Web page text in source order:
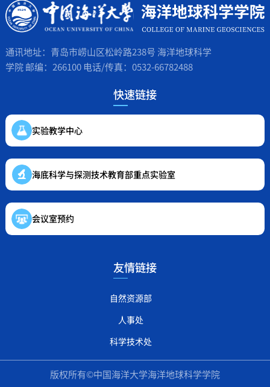
通讯地址：青岛市崂山区松岭路238号 海洋地球科学
学院 邮编：266100 电话/传真：0532-66782488
快速链接
实验教学中心
海底科学与探测技术教育部重点实验室
会议室预约
友情链接
自然资源部
人事处
科学技术处
版权所有©中国海洋大学海洋地球科学学院